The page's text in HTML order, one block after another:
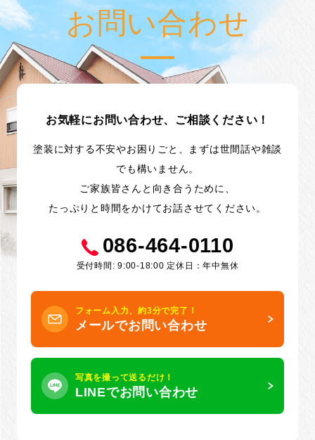
お問い合わせ
お気軽にお問い合わせ、ご相談ください！
塗装に対する不安やお困りごと、まずは世間話や雑談
でも構いません。
ご家族皆さんと向き合うために、
たっぷりと時間をかけてお話させてください。
086-464-0110
受付時間: 9:00-18:00 定休日：年中無休
フォーム入力、約3分で完了！
メールでお問い合わせ
写真を撮って送るだけ！
LINEでお問い合わせ